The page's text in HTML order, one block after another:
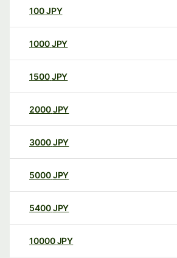
100JPY
1000JPY
1500JPY
2000JPY
3000JPY
5000JPY
5400JPY
10000 JPY